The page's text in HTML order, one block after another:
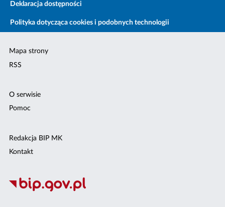
Deklaracja dostępności
Polityka dotycząca cookies i podobnych technologii
Mapa strony
RSS
O serwisie
Pomoc
Redakcja BIP MK
Kontakt